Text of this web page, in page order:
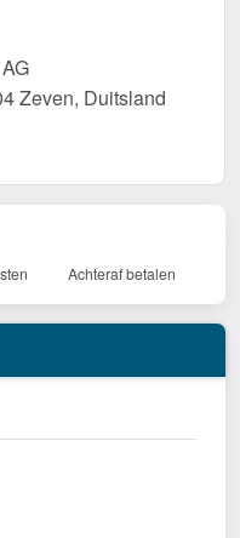
Zeven, Duitsland
Achteraf betalen